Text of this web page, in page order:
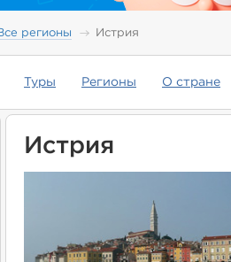
регионы Истрия
Туры Регионы О стране
Истрия